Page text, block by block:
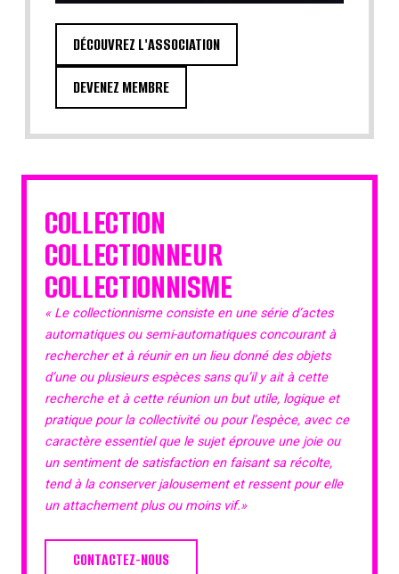
DÉCOUVREZ L'ASSOCIATION
DEVENEZ MEMBRE
COLLECTION
COLLECTIONNEUR
COLLECTIONNISME
« Le collectionnisme consiste en une série d’actes
automatiques ou semi-automatiques concourant à
rechercher et à réunir en un lieu donné des objets
d’une ou plusieurs espèces sans qu’il y ait à cette
recherche et à cette réunion un but utile, logique et
pratique pour la collectivité ou pour l’espèce, avec ce
caractère essentiel que le sujet éprouve une joie ou
un sentiment de satisfaction en faisant sa récolte,
tend à la conserver jalousement et ressent pour elle
un attachement plus ou moins vif.»
CONTACTEZ-NOUS